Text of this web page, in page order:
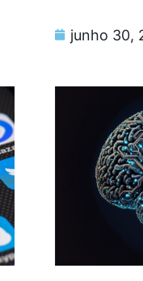
junho 30,